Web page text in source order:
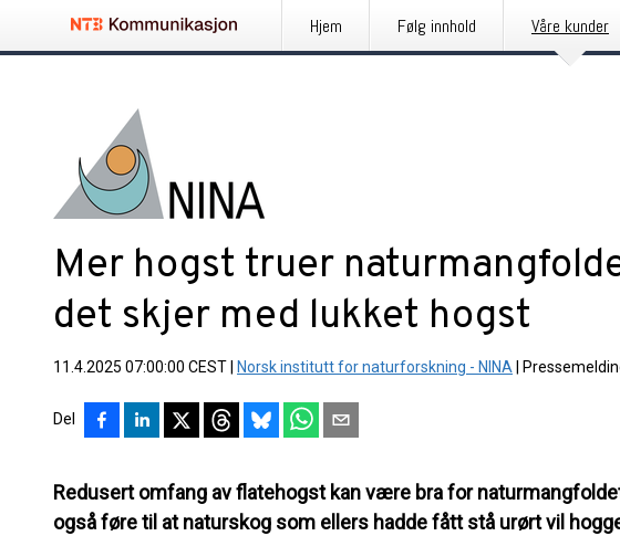
Hjem Følg innhold Våre kunder
Mer hogst truer
det skjer med lukket hogst
11.4.2025 07:00:00 CEST Norsk institutt for naturforskning - NINA
Del
Redusert omfang av flatehogst kan være bra for
også føre til at naturskog som ellers hadde fått stå urørt vil